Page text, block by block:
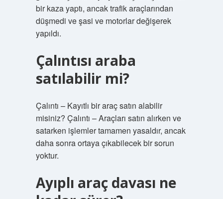
bir kaza yaptı, ancak trafik araçlarından
düşmedi ve şasi ve motorlar değişerek
yapıldı.
Çalıntısı araba
satılabilir mi?
Çalıntı – Kayıtlı bir araç satın alabilir
misiniz? Çalıntı – Araçları satın alırken ve
satarken işlemler tamamen yasaldır, ancak
daha sonra ortaya çıkabilecek bir sorun
yoktur.
Ayıplı araç davası ne